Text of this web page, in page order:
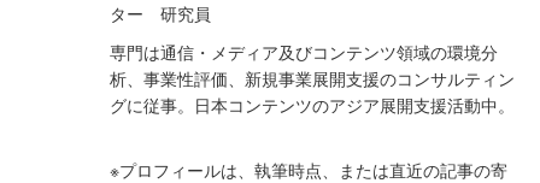
ター 研究員
専門は通信・メディア及びコンテンツ領域の環境分
析、事業性評価、新規事業展開支援のコンサルティン
グに従事。日本コンテンツのアジア展開支援活動中。
※プロフィールは、執筆時点、または直近の記事の寄